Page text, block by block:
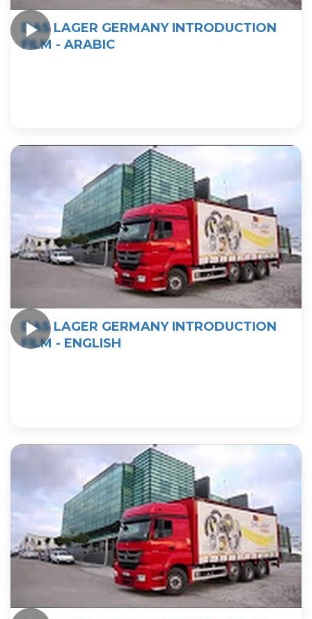
DAS LAGER GERMANY INTRODUCTION
FILM - ARABIC
DAS LAGER GERMANY INTRODUCTION
FILM - ENGLISH